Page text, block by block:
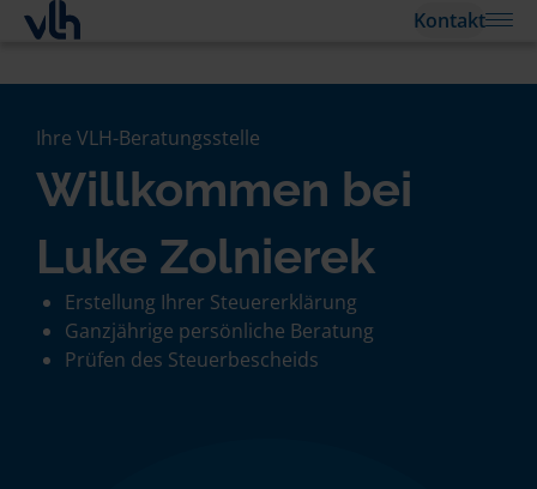
Kontakt
Ihre VLH-Beratungsstelle
Willkommen bei
Luke Zolnierek
Erstellung Ihrer Steuererklärung
Ganzjährige persönliche Beratung
Prüfen des Steuerbescheids